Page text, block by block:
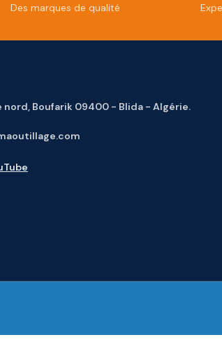
Des marques de qualité
nord, Boufarik 09400 - Blida - Algérie.